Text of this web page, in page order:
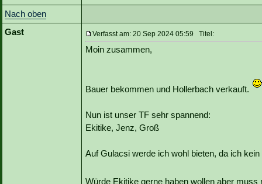
Nach oben
Gast
Verfasst am: 20 Sep 2024 05:59 Titel:
Moin zusammen,
Bauer bekommen und Hollerbach verkauft.
Nun ist unser TF sehr spannend:
Ekitike, Jenz, Groß
Auf Gulacsi werde ich wohl bieten, da ich
Würde Ekitike gerne haben wollen aber